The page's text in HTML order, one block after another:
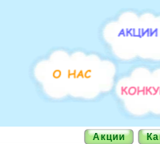
Акции